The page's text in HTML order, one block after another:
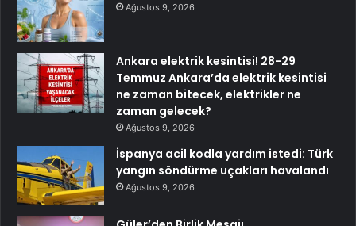
Ağustos 9, 2026
Ankara elektrik kesintisi! 28-29
Temmuz Ankara’da elektrik kesintisi
ne zaman bitecek, elektrikler ne
zaman gelecek?
Ağustos 9, 2026
İspanya acil kodla yardım istedi: Türk
yangın söndürme uçakları havalandı
Ağustos 9, 2026